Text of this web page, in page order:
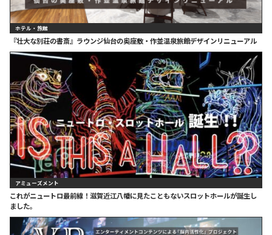
ホテル・旅館
『壮大な別荘の書斎』ラウンジ仙台の奥座敷・作並温泉旅館デザインリニューアル
アミューズメント
これがニュートロ最前線！滋賀近江八幡に見たこともないスロットホールが誕生し
ました。